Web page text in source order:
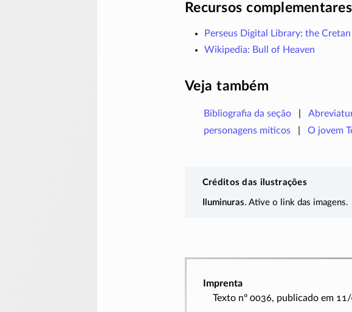
Recursos complementares
Perseus Digital Library: the Cretan
Wikipedia: Bull of Heaven
Veja também
Bibliografia da seção
personagens míticos
O jovem
Créditos das ilustrações
Iluminuras. Ative o link das imagens.
Imprenta
Texto nº 0036, publicado em